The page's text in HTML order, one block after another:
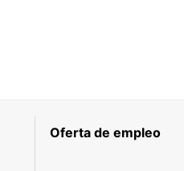
Oferta de empleo